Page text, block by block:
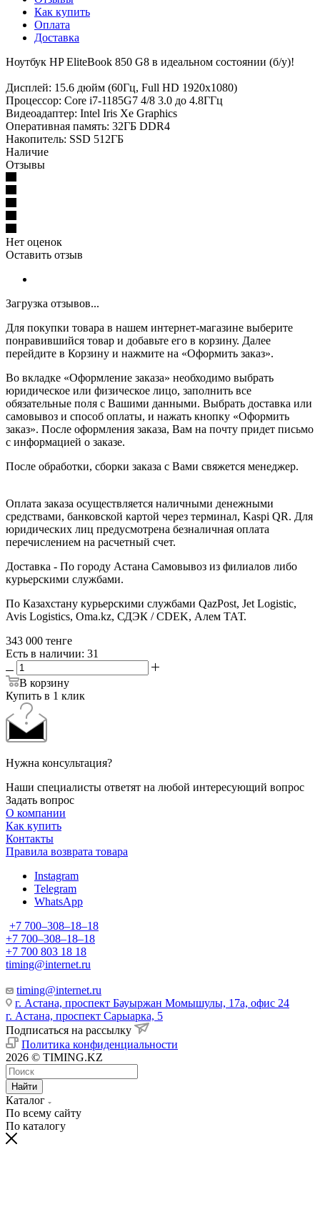
Как купить
Оплата
Доставка
Ноутбук HP EliteBook 850 G8 в идеальном состоянии (б/у)!
Дисплей: 15.6 дюйм (60Гц, Full HD 1920x1080)
Процессop: Core i7-1185G7 4/8 3.0 до 4.8ГГц
Видеоадаптер: Intel Iris Xe Graphics
Оперативная память: 32ГБ DDR4
Накопитель: SSD 512ГБ
Наличие
Отзывы
Нет оценок
Оставить отзыв
Загрузка отзывов...
Для покупки товара в нашем интернет-магазине выберите
понравившийся товар и добавьте его в корзину. Далее
перейдите в Корзину и нажмите на «Оформить заказ».
Во вкладке «Оформление заказа» необходимо выбрать
юридическое или физическое лицо, заполнить все
обязательные поля с Вашими данными. Выбрать доставка или
самовывоз и способ оплаты, и нажать кнопку «Оформить
заказ». После оформления заказа, Вам на почту придет письмо
с информацией о заказе.
После обработки, сборки заказа с Вами свяжется менеджер.
Оплата заказа осуществляется наличными денежными
средствами, банковской картой через терминал, Kaspi QR. Для
юридических лиц предусмотрена безналичная оплата
перечислением на расчетный счет.
Доставка - По городу Астана Самовывоз из филиалов либо
курьерскими службами.
По Казахстану курьерскими службами QazPost, Jet Logistic,
Avis Logistics, Oma.kz, СДЭК / CDEK, Алем ТАТ.
343 000 тенге
Есть в наличии: 31
В корзину
Купить в 1 клик
Нужна консультация?
Наши специалисты ответят на любой интересующий вопрос
Задать вопрос
О компании
Как купить
Контакты
Правила возврата товара
Instagram
Telegram
WhatsApp
+7 700‒308‒18‒18
+7 700‒308‒18‒18
+7 700 803 18 18
timing@internet.ru
timing@internet.ru
г. Астана, проспект Бауыржан Момышулы, 17а, офис 24
г. Астана, проспект Сарыарка, 5
Подписаться на рассылку
Политика конфиденциальности
2026 © TIMING.KZ
Найти
Каталог
По всему сайту
По каталогу